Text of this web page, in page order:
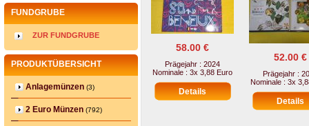
FUNDGRUBE
ZUR FUNDGRUBE
PRODUKTÜBERSICHT
Anlagemünzen (3)
2 Euro Münzen (792)
58.00 €
Prägejahr : 2024
Nominale : 3x 3,88 Euro
52.00 €
Prägejahr :
Nominale : 3x